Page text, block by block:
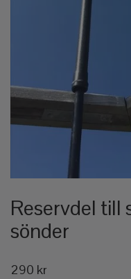
Reservdel till
sönder
290 kr